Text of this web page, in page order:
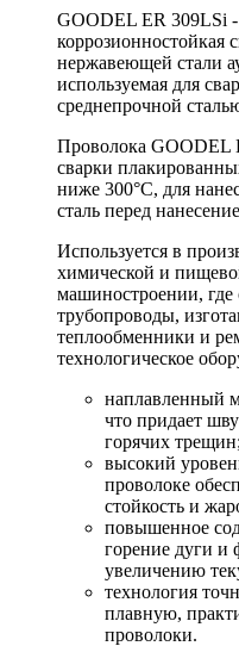
GOODEL ER 309LSi -
коррозионностойкая
нержавеющей стали
используемая для
среднепрочной
Проволока GOODEL
сварки
ниже 300°C, для
сталь перед
Используется в
химической и
машиностроении,
трубопроводы,
теплообменники и
технологическое
наплавленный
что придает
горячих трещин;
высокий
проволоке
стойкость и
повышенное
горение дуги и
увеличению
технология
плавную,
проволоки.